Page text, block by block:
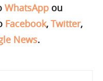
WhatsApp ou
Facebook, Twitter,
News.